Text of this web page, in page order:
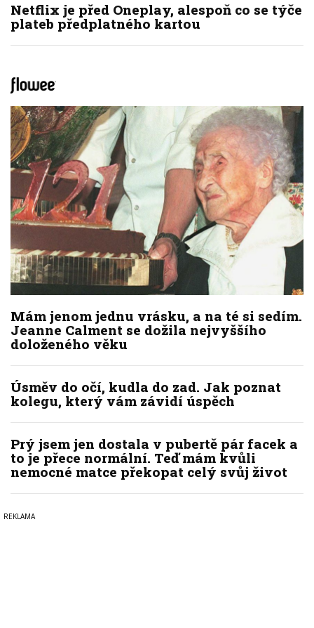
Netflix je před Oneplay, alespoň co se týče
plateb předplatného kartou
Mám jenom jednu vrásku, a na té si sedím.
Jeanne Calment se dožila nejvyššího
doloženého věku
Úsměv do očí, kudla do zad. Jak poznat
kolegu, který vám závidí úspěch
Prý jsem jen dostala v pubertě pár facek a
to je přece normální. Teď mám kvůli
nemocné matce překopat celý svůj život